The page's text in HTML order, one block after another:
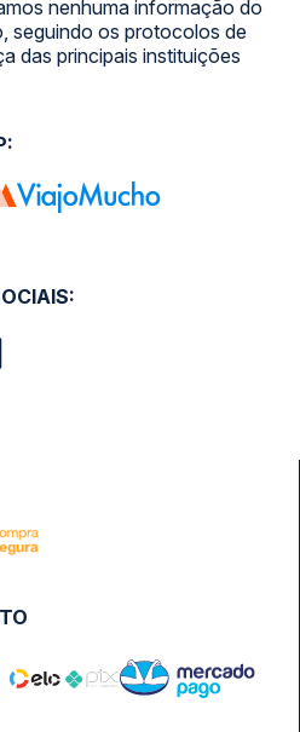
nenhuma informação do
seguindo os protocolos de
das principais instituições